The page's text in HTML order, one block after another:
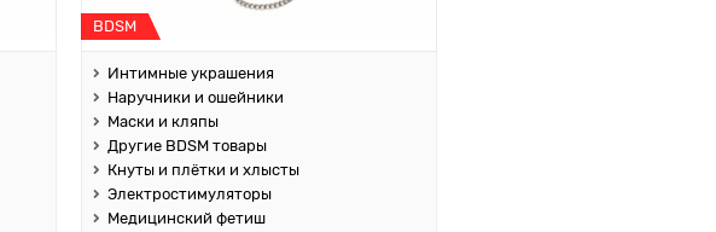
BDSM
Интимные украшения
Наручники и ошейники
Маски и кляпы
Другие BDSM товары
Кнуты и плётки и хлысты
Электростимуляторы
Медицинский фетиш